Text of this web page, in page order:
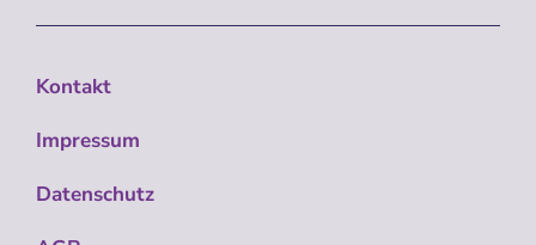
Kontakt
Impressum
Datenschutz